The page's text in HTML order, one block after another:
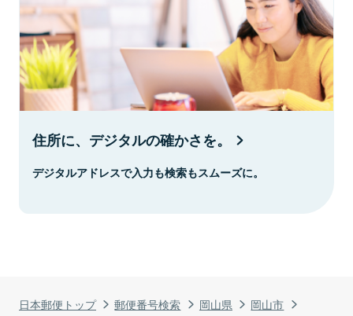
日本郵便トップ 郵便番号検索 岡山県
岡山市
住所に、デジタルの確かさを。
デジタルアドレスで入力も検索もスムーズに。